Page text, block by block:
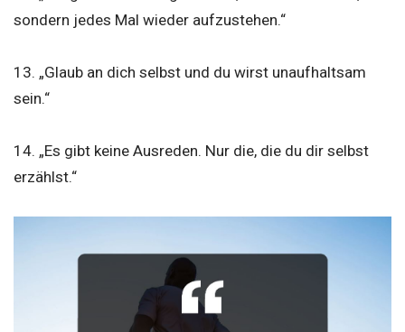
sondern jedes Mal wieder aufzustehen.“
13. „Glaub an dich selbst und du wirst unaufhaltsam
sein.“
14. „Es gibt keine Ausreden. Nur die, die du dir selbst
erzählst.“